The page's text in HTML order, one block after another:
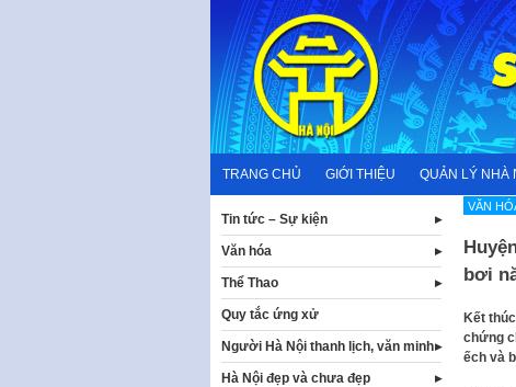
content
TRANG CHỦ GIỚI THIỆU QUẢN LÝ NHÀ
VĂN
bơi
Kết
chứng
ếch và
Tin tức – Sự kiện
Văn hóa
Thể Thao
Quy tắc ứng xử
Người Hà Nội thanh lịch, văn minh
Hà Nội đẹp và chưa đẹp